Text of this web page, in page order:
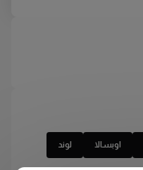
اوبسالا لوند